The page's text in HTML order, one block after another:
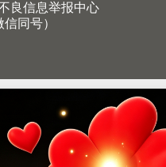
良信息举报中心
同号）